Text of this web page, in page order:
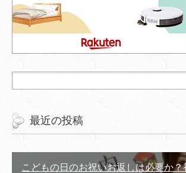
最近の投稿
こどもの日のお祝いお返しは必要か